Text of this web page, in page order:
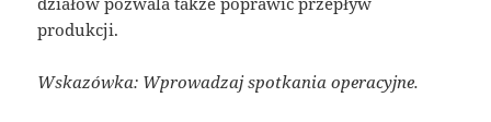
produkcji.
Wskazówka: Wprowadzaj spotkania operacyjne.